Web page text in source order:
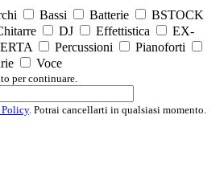
Bassi Batterie
BSTOCK
DJ Effettistica
EX-
Percussioni
Pianoforti
Voce
per continuare.
. Potrai cancellarti in qualsiasi momento.